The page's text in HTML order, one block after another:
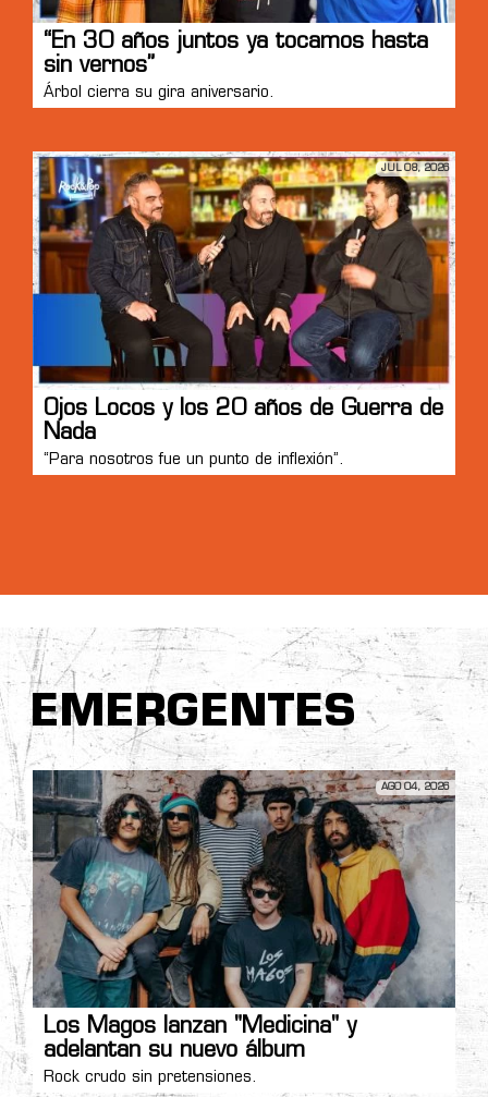
“En 30 años juntos ya tocamos hasta
sin vernos”
Árbol cierra su gira aniversario.
JUL 08, 2026
Ojos Locos y los 20 años de Guerra de
Nada
“Para nosotros fue un punto de inflexión”.
EMERGENTES
AGO 04, 2026
Los Magos lanzan "Medicina" y
adelantan su nuevo álbum
Rock crudo sin pretensiones.